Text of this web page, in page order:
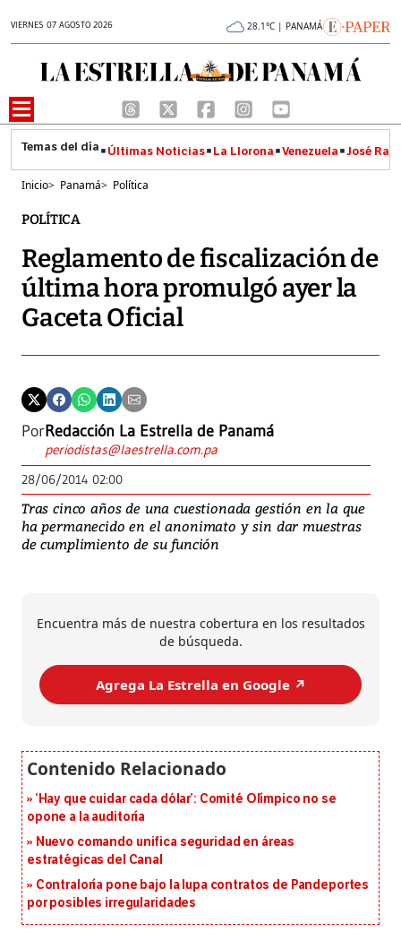
VIERNES 07 AGOSTO 2026 28.1°C | PANAMÁ
Últimas Noticias La Llorona Venezuela José
Inicio> Panamá> Política
POLÍTICA
Reglamento de fiscalización de
última hora promulgó ayer la
Gaceta Oficial
PorRedacción La Estrella de Panamá
periodistas@laestrella.com.pa
28/06/2014 02:00
Tras cinco años de una cuestionada gestión en la que
ha permanecido en el anonimato y sin dar muestras
de cumplimiento de su función
Encuentra más de nuestra cobertura en los resultados
de búsqueda.
Agrega La Estrella en Google ↗️
‘Hay que cuidar cada dólar’: Comité Olímpico no se
opone a la auditoría
Nuevo comando unifica seguridad en áreas
estratégicas del Canal
Contraloría pone bajo la lupa contratos de Pandeportes
por posibles irregularidades